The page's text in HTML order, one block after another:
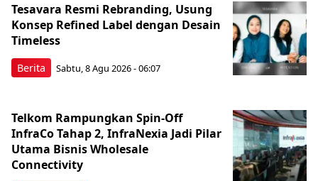
Berita
Tesavara Resmi Rebranding, Usung
Konsep Refined Label dengan Desain
Timeless
Sabtu, 8 Agu 2026 - 06:07
Telkom Rampungkan Spin-Off
InfraCo Tahap 2, InfraNexia Jadi Pilar
Utama Bisnis Wholesale
Connectivity